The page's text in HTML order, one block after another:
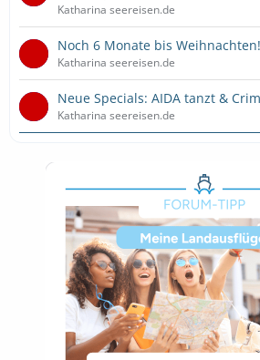
Katharina seereisen.de
Noch 6 Monate bis Weihnachten!
Katharina seereisen.de
Neue Specials: AIDA tanzt &
Katharina seereisen.de